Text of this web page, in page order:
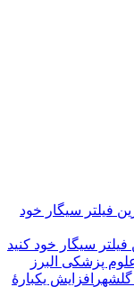
سیگار خود کنید
پزشکی البرز
افزایش یکبارۀ